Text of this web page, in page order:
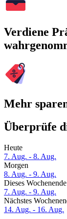
Verdiene
Mehr
Überprüfe
Heute
7. Aug. - 8. Aug.
Morgen
8. Aug. - 9. Aug.
Dieses Wochenende
7. Aug. - 9. Aug.
Nächstes
14. Aug. - 16. Aug.